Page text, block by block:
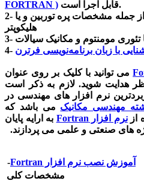
FORTRAN )
قابل اجرا است.
2- آشنایی اولیه با مفاهیم روتورها از جمله مشخصات پره توربین و یا
با تئوری مومنتوم و مکانیک سیالات
4-
می توانید با کلیک بر روی عنوان
هدایت شوید. لازم به ذکر است
نرم افزار های مهندسی در
مهندسی مکانیک می باشد که
ازنرم افزار Fortran به ارایه پایان
های صنعتی و علمی می پردازند.
-
آموزش نصب نرم افزار Fortran
مشخصات کلی